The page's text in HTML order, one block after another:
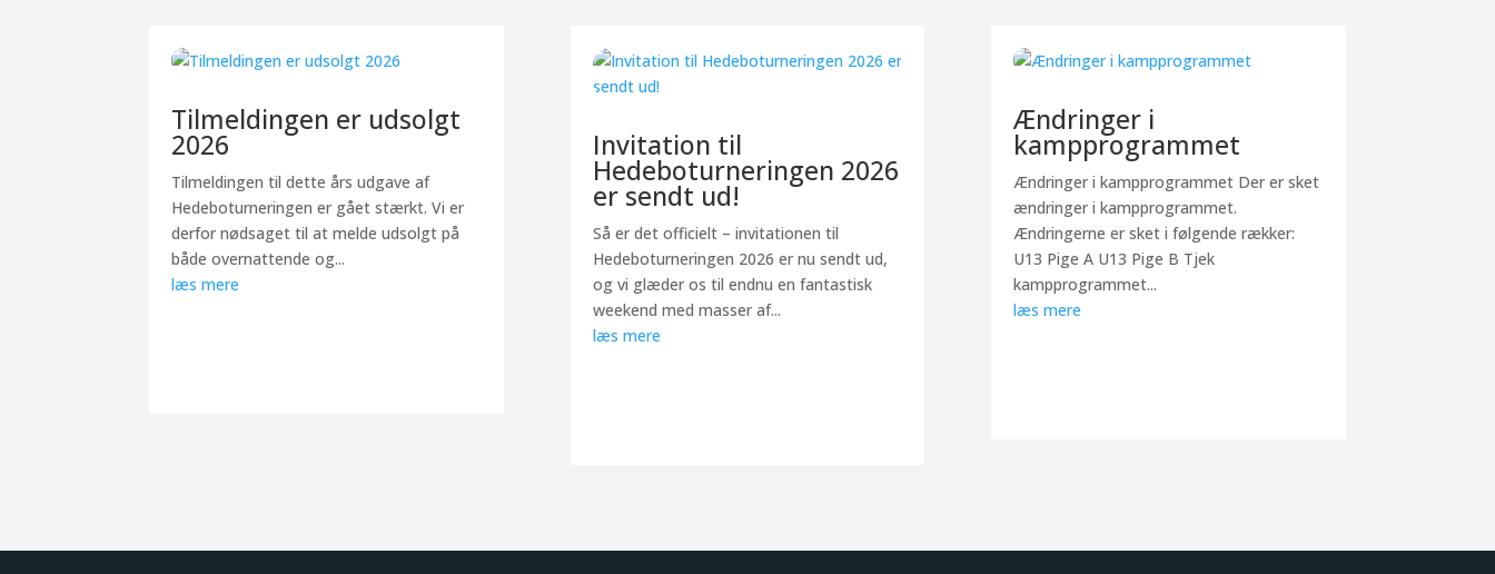
Tilmeldingen er udsolgt
2026
Tilmeldingen til dette års udgave af
Hedeboturneringen er gået stærkt. Vi er
derfor nødsaget til at melde udsolgt på
både overnattende og...
læs mere
Invitation til
Hedeboturneringen 2026
er sendt ud!
Så er det officielt – invitationen til
Hedeboturneringen 2026 er nu sendt ud,
og vi glæder os til endnu en fantastisk
weekend med masser af...
læs mere
Ændringer i
kampprogrammet
Ændringer i kampprogrammet Der er sket
ændringer i kampprogrammet.
Ændringerne er sket i følgende rækker:
U13 Pige A U13 Pige B Tjek
kampprogrammet...
læs mere